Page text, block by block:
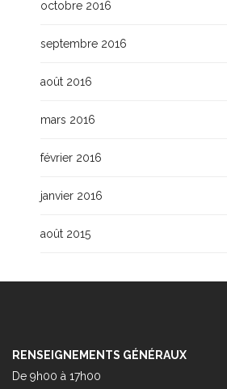
octobre 2016
septembre 2016
août 2016
mars 2016
février 2016
janvier 2016
août 2015
RENSEIGNEMENTS GÉNÉRAUX
De 9h00 à 17h00